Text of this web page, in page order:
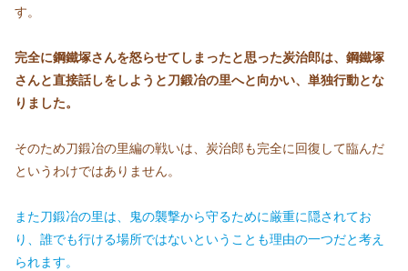
す。
完全に鋼鐵塚さんを怒らせてしまったと思った炭治郎は、鋼鐵塚
さんと直接話しをしようと刀鍛冶の里へと向かい、単独行動とな
りました。
そのため刀鍛冶の里編の戦いは、炭治郎も完全に回復して臨んだ
というわけではありません。
また刀鍛冶の里は、鬼の襲撃から守るために厳重に隠されてお
り、誰でも行ける場所ではないということも理由の一つだと考え
られます。